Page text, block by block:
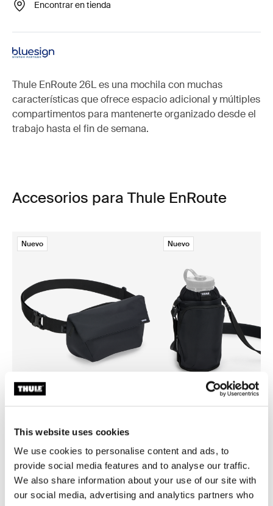
This website uses cookies
We use cookies to personalise content and ads, to
provide social media features and to analyse our traffic.
We also share information about your use of our site with
our social media, advertising and analytics partners who
Encontrar en tienda
Thule EnRoute 26L es una mochila con muchas
características que ofrece espacio adicional y múltiples
compartimentos para mantenerte organizado desde el
trabajo hasta el fin de semana.
Accesorios para Thule EnRoute
Nuevo
Thule EnRoute
Nuevo